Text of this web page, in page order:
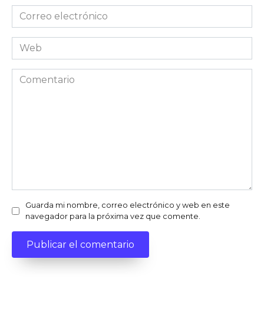
Correo
electrónico
Web
Comentario
Guarda mi nombre, correo electrónico y web en este
navegador para la próxima vez que comente.